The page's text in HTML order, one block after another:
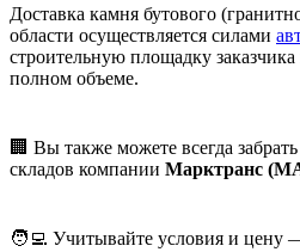
Доставка камня бутового
области осуществляется силами
строительную площадку
полном объеме.
🏢 Вы также можете всегда
складов компании Марктранс
🧑‍💻 Учитывайте условия и цену